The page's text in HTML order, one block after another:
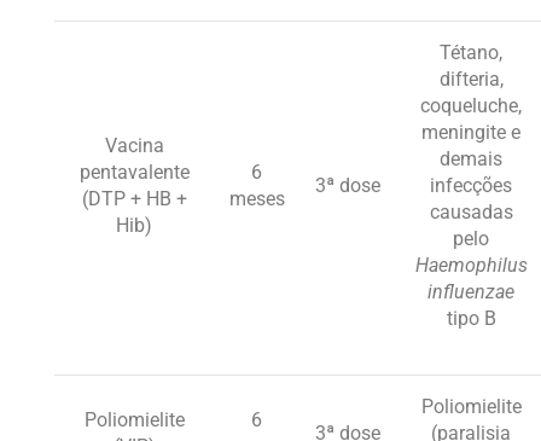
Vacina
pentavalente
(DTP + HB +
Hib)
6
meses
3ª dose
Tétano,
difteria,
coqueluche,
meningite e
demais
infecções
causadas
pelo
Haemophilus
influenzae
tipo B
Poliomielite
6
3ª dose
Poliomielite
(paralisia